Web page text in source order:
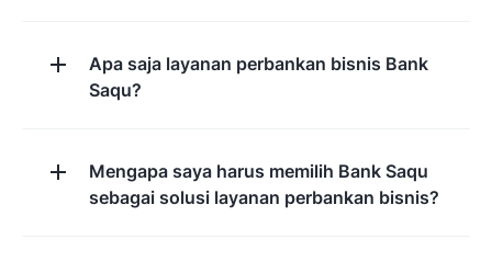
Apa saja layanan perbankan bisnis Bank
Saqu?
Mengapa saya harus memilih Bank Saqu
sebagai solusi layanan perbankan bisnis?